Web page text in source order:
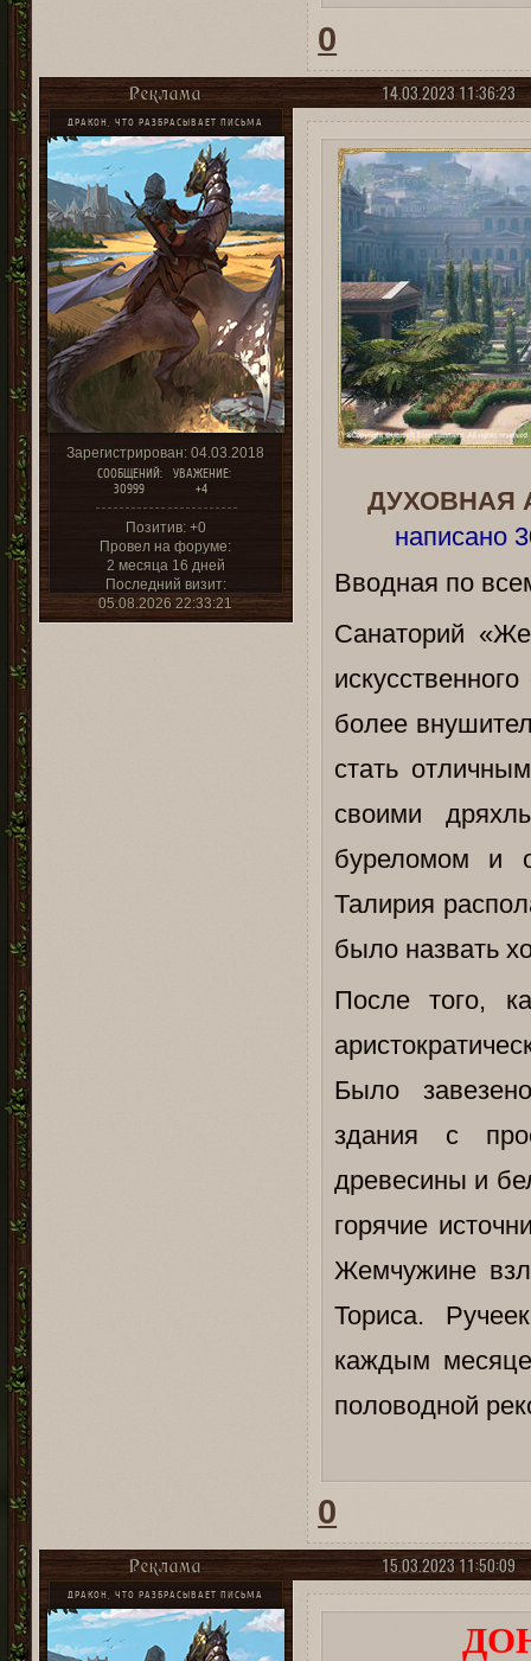
0
14.03.2023 11:36:23
Реклама
ДРАКОН, ЧТО РАЗБРАСЫВАЕТ ПИСЬМА
Зарегистрирован: 04.03.2018
СООБЩЕНИЙ:
30999
УВАЖЕНИЕ:
+4
Позитив: +0
Провел на форуме:
2 месяца 16 дней
Последний визит:
05.08.2026 22:33:21
ДУХОВНАЯ
написано
Вводная по
Санаторий
более
стать
своими
буреломом и
Талирия
было назвать
После того,
Было
здания с
древесины и
горячие
Жемчужине
Ториса.
каждым
половодной
0
15.03.2023 11:50:09
Реклама
ДРАКОН, ЧТО РАЗБРАСЫВАЕТ ПИСЬМА